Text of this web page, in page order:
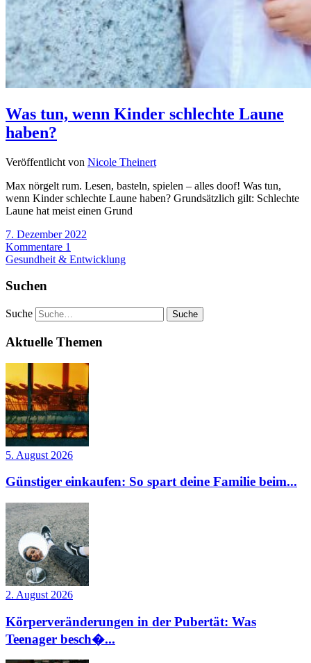
Was tun, wenn Kinder schlechte Laune
haben?
Veröffentlicht von Nicole Theinert
Max nörgelt rum. Lesen, basteln, spielen – alles doof! Was tun,
wenn Kinder schlechte Laune haben? Grundsätzlich gilt: Schlechte
Laune hat meist einen Grund
7. Dezember 2022
Kommentare 1
Gesundheit & Entwicklung
Suchen
Suche
Aktuelle Themen
5. August 2026
Günstiger einkaufen: So spart deine Familie beim...
2. August 2026
Körperveränderungen in der Pubertät: Was
Teenager besch�...